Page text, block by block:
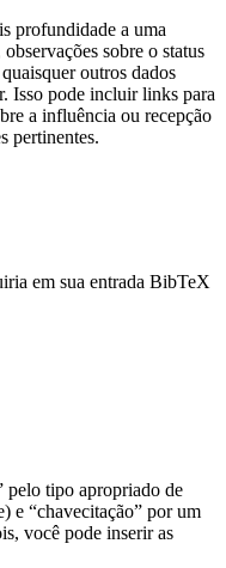
profundidade a uma
sobre o status
outros dados
Isso pode incluir links para
a influência ou recepção
pertinentes.
em sua entrada BibTeX
pelo tipo apropriado de
e “chavecitação” por um
você pode inserir as